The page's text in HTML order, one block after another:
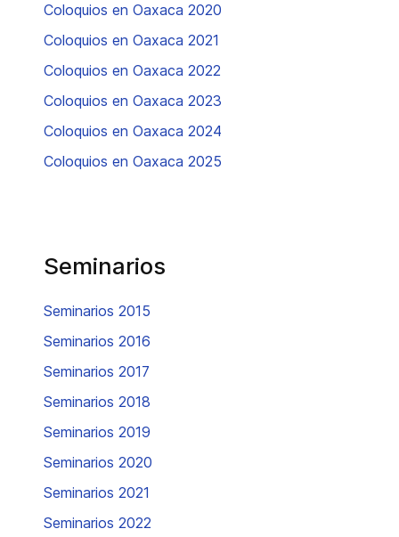
Coloquios en Oaxaca 2020
Coloquios en Oaxaca 2021
Coloquios en Oaxaca 2022
Coloquios en Oaxaca 2023
Coloquios en Oaxaca 2024
Coloquios en Oaxaca 2025
Seminarios
Seminarios 2015
Seminarios 2016
Seminarios 2017
Seminarios 2018
Seminarios 2019
Seminarios 2020
Seminarios 2021
Seminarios 2022